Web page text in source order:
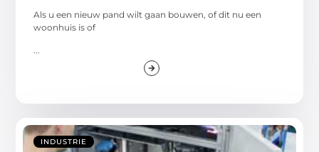
Als u een nieuw pand wilt gaan bouwen, of dit nu een
woonhuis is of
...
INDUSTRIE